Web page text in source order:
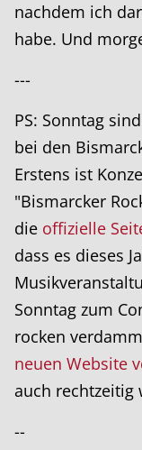
nachdem ich
habe. Und
---
PS: Sonntag
bei den
Erstens ist
"Bismarcker
die offizielle
dass es dieses
Sonntag zum
rocken
neuen Website
auch rechtzeitig
--